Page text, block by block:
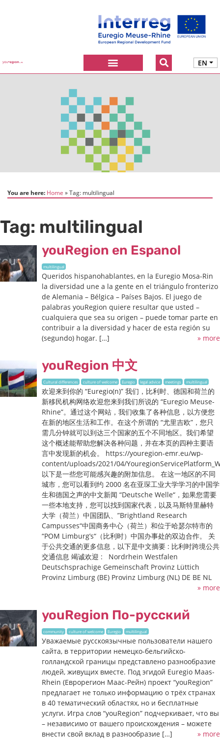
EN
You are here: Home Tag: multilingual
Tag: multilingual
youRegion en Espanol
multilingual
Queridos hispanohablantes, en la Euregio Mosa-Rin
la diversidad une a la gente en el triángulo fronterizo
de Alemania – Bélgica – Países Bajos. El juego de
palabras youRegion quiere resultar que usted –
cualquiera que sea su origen – puede tomar parte en
contribuir a la diversidad y hacer de esta región su
(segundo) hogar. […]
» more
youRegion 中文
Cultural differences culture of welcome Euregio legal advice meetings multilingual
欢迎来到你的 “Euregio(n)” 我们，比利时、德国和荷兰的
新移民机构网络欢迎您来到我们所说的 “Euregio Meuse-
Rhine”。通过这个网站，我们收集了各种信息，以方便您
在新的地区生活和工作。在这个所谓的 “尤里吉欧”，您只
需几分钟就可以到达三个国家的五个不同地区。我们希望
这个概述能帮助您解决各种问题，并在本页的四种主要语
言中发现新的机会。 https://youregion-emr.eu/wp-
content/uploads/2021/04/
以下是一些您可能感兴趣的附加信息。 在这一地区的不同
城市，您可以看到约 2000 名在亚琛工业大学学习的中国学
生和德国之声的中文新闻 “Deutsche Welle“，如果您需要
一些本地支持，您可以找到国家代表，以及马斯特里赫特
大学（荷兰）中国团队、”Brightland Research
Campusses“中国商务中心（荷兰）和位于哈瑟尔特市的
“POM Limburg’s“（比利时）中国办事处的双边合作。 关
于公共交通的更多信息，以下是中文摘要 : 比利时跨境公共
交通信息 竭诚欢迎 : Nordrhein Westfalen
Deutschsprachige Gemeinschaft Provinz Lüttich
Provinz Limburg (BE) Provinz Limburg (NL) DE BE NL
» more
youRegion По-русский
community culture of welcome Euregio multilingual
Уважаемые русскоязычные пользователи нашего
сайта, в территории немецко-бельгийско-
голландской границы представлено разнообразие
людей, живущих вместе. Под эгидой Euregio Maas-
Rhein (Еврорегион Маас-Рейн) проект “youRegion”
предлагает не только информацию о трёх странах
в 40 тематический областях, но и бесплатные
услуги. Игра слов “youRegion” подчеркивает, что вы
– независимо от вашего происхождения – можете
внести свой вклад в разнообразие […]
» more